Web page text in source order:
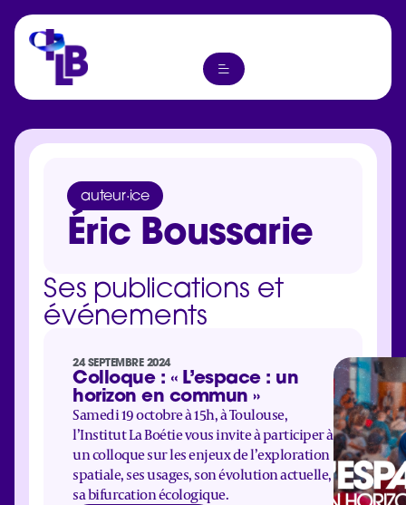
auteur·ice
Éric Boussarie
Ses publications et
événements
24 SEPTEMBRE 2024
Colloque : « L’espace : un
horizon en commun »
Samedi 19 octobre à 15h, à Toulouse,
l’Institut La Boétie vous invite à participer à
un colloque sur les enjeux de l’exploration
spatiale, ses usages, son évolution actuelle,
sa bifurcation écologique.